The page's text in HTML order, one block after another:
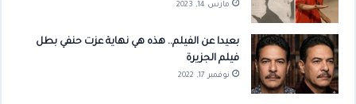
مارس 14, 2023
بعيدا عن الفيلم.. هذه هي نهاية عزت حنفي بطل
فيلم الجزيرة
نوفمبر 17, 2022